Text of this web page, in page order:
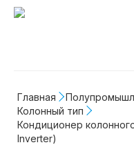
Главная
Колонный тип
Кондиционер
Inverter)